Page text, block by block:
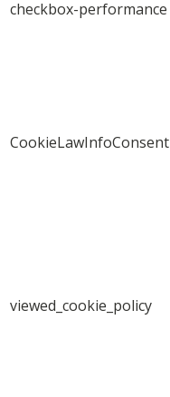
checkbox-performance
CookieLawInfoConsent
viewed_cookie_policy